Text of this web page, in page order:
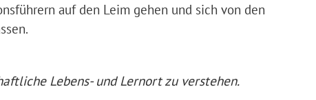
auf den Leim gehen und sich von den
Lebens- und Lernort zu verstehen.